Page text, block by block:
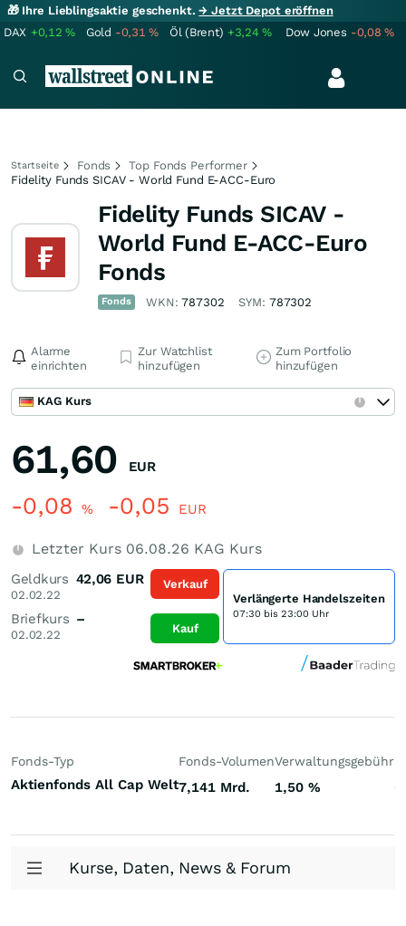
🎁 Ihre Lieblingsaktie geschenkt.→ Jetzt Depot eröffnen
DAX +0,12% Gold -0,31% Öl (Brent) +3,24% Dow Jones -0,08%
Startseite Fonds
Top Fonds Performer
Fidelity Funds SICAV - World Fund E-ACC-Euro
Fidelity Funds SICAV -
World Fund E-ACC-Euro
Fonds
Fonds WKN:787302 SYM: 787302
Alarme
einrichten
Zur Watchlist
hinzufügen
Zum Portfolio
hinzufügen
KAG Kurs
61,60 EUR
-0,08 % -0,05 EUR
Letzter Kurs 06.08.26 KAG Kurs
Geldkurs
02.02.22
42,06 EUR
Briefkurs
02.02.22
–
Verkauf
Kauf
Verlängerte Handelszeiten
07:30 bis 23:00 Uhr
Fonds-Typ
Aktienfonds All Cap Welt
Fonds-Volumen
7,141 Mrd.
Verwaltungsgebühr
1,50 %
Kurse, Daten, News & Forum